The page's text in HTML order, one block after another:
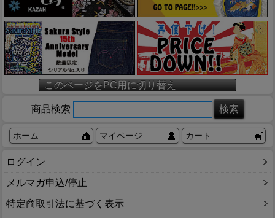
このページをPC用に切り替え
商品検索
ホーム マイページ カート
ログイン
メルマガ申込/停止
特定商取引法に基づく表示